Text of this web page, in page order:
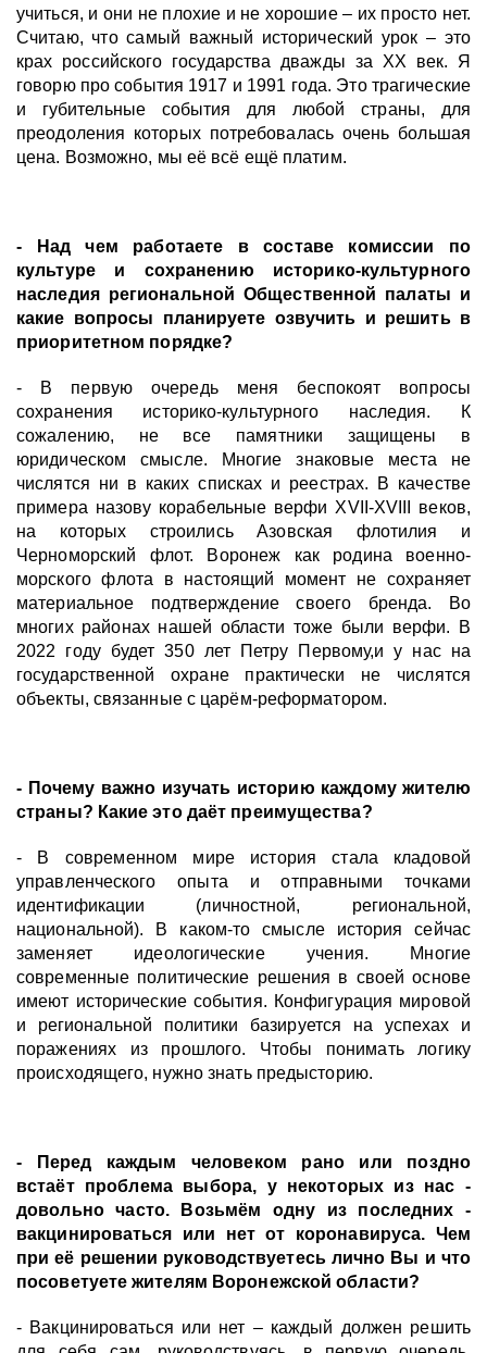
учиться, и они не плохие и не хорошие – их просто нет.
Считаю, что самый важный исторический урок – это
крах российского государства дважды за XX век. Я
говорю про события 1917 и 1991 года. Это трагические
и губительные события для любой страны, для
преодоления которых потребовалась очень большая
цена. Возможно, мы её всё ещё платим.
- Над чем работаете в составе комиссии по
культуре и сохранению историко-культурного
наследия региональной Общественной палаты и
какие вопросы планируете озвучить и решить в
приоритетном порядке?
- В первую очередь меня беспокоят вопросы
сохранения историко-культурного наследия. К
сожалению, не все памятники защищены в
юридическом смысле. Многие знаковые места не
числятся ни в каких списках и реестрах. В качестве
примера назову корабельные верфи XVII-XVIII веков,
на которых строились Азовская флотилия и
Черноморский флот. Воронеж как родина военно-
морского флота в настоящий момент не сохраняет
материальное подтверждение своего бренда. Во
многих районах нашей области тоже были верфи. В
2022 году будет 350 лет Петру Первому,и у нас на
государственной охране практически не числятся
объекты, связанные с царём-реформатором.
- Почему важно изучать историю каждому жителю
страны? Какие это даёт преимущества?
- В современном мире история стала кладовой
управленческого опыта и отправными точками
идентификации (личностной, региональной,
национальной). В каком-то смысле история сейчас
заменяет идеологические учения. Многие
современные политические решения в своей основе
имеют исторические события. Конфигурация мировой
и региональной политики базируется на успехах и
поражениях из прошлого. Чтобы понимать логику
происходящего, нужно знать предысторию.
- Перед каждым человеком рано или поздно
встаёт проблема выбора, у некоторых из нас -
довольно часто. Возьмём одну из последних -
вакцинироваться или нет от коронавируса. Чем
при её решении руководствуетесь лично Вы и что
посоветуете жителям Воронежской области?
- Вакцинироваться или нет – каждый должен решить